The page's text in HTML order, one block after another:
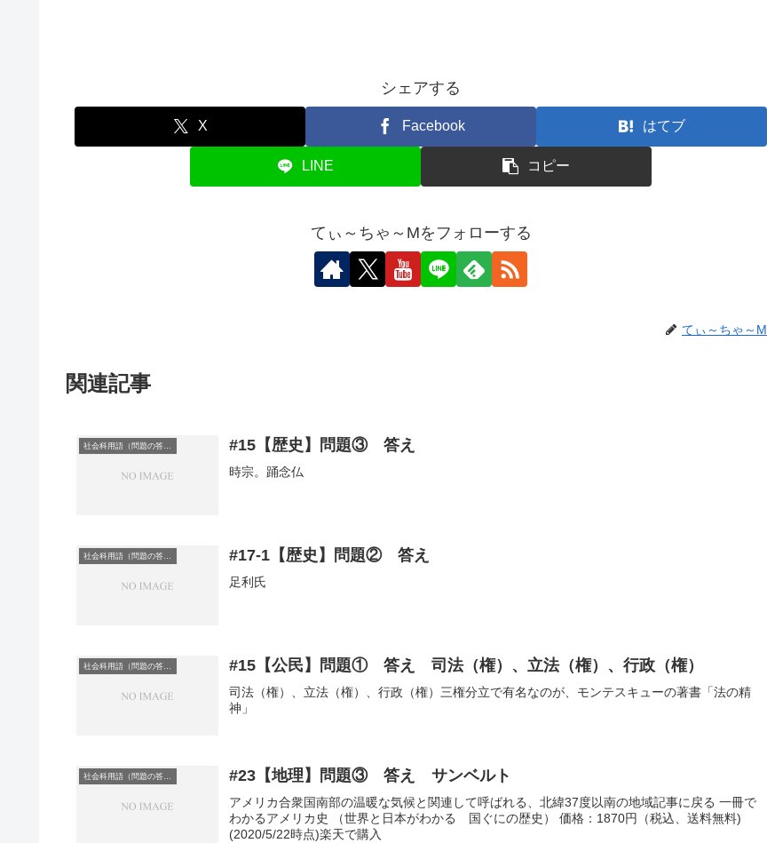
シェアする
X Facebook はてブ
LINE コピー
てぃ～ちゃ～Mをフォローする
てぃ～ちゃ～M
関連記事
#15【歴史】問題③ 答え
時宗。踊念仏
#17-1【歴史】問題② 答え
足利氏
社会科用語（問題の答え） #15【公民】問題① 答え 司法（権）、立法（権）、行政（権）
司法（権）、立法（権）、行政（権）三権分立で有名なのが、モンテスキューの著書「法の精
神」
社会科用語（問題の答え） #23【地理】問題③ 答え サンベルト
アメリカ合衆国南部の温暖な気候と関連して呼ばれる、北緯37度以南の地域記事に戻る 一冊で
わかるアメリカ史 （世界と日本がわかる 国ぐにの歴史） 価格：1870円（税込、送料無料)
(2020/5/22時点)楽天で購入